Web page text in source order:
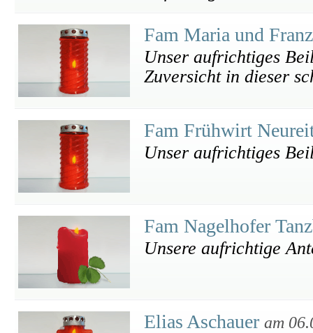
Fam Maria und
Unser aufrichtiges
Zuversicht in dieser
Fam Frühwirt
Unser aufrichtiges
Fam Nagelhofer
Unsere aufrichtige
Elias Aschauer am